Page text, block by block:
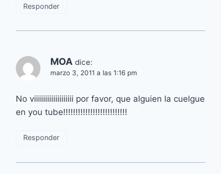
Responder
MOA dice:
marzo 3, 2011 a las 1:16 pm
No viiiiiiiiiiiiiiiiiiii por favor, que alguien la cuelgue
en you tube!!!!!!!!!!!!!!!!!!!!!!!!!!
Responder